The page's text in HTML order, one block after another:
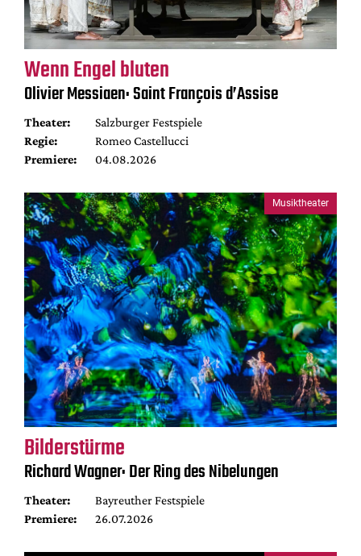
Wenn Engel bluten
Olivier Messiaen: Saint François d’Assise
Theater:
Salzburger Festspiele
Regie:
Romeo Castellucci
Premiere:
04.08.2026
Musiktheater
Bilderstürme
Richard Wagner: Der Ring des Nibelungen
Theater:
Bayreuther Festspiele
Premiere:
26.07.2026